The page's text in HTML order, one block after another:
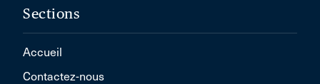
Sections
Accueil
Contactez-nous